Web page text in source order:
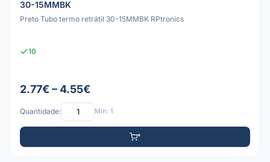
30-15MMBK
Preto Tubo termo retrátil 30-15MMBK RPtronics
10
2.77€ – 4.55€
Quantidade: Mín: 1